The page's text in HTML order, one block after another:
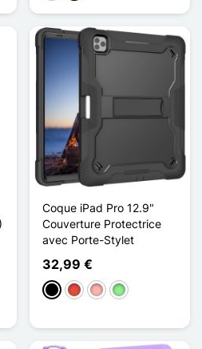
Coque iPad Pro 12.9"
Couverture Protectrice
avec Porte-Stylet
32,99 €
PretoVermelho
Ouro rosaVerde claro